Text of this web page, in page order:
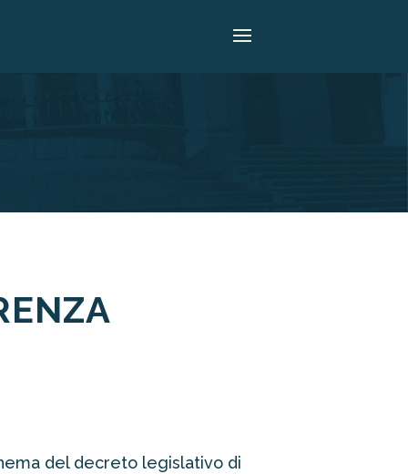
del decreto legislativo di